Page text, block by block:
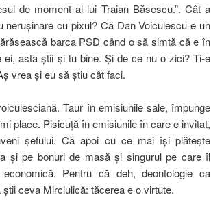
de moment al lui Traian Băsescu.”. Cât a
cu pixul? Că Dan Voiculescu e un
barca PSD când o să simtă că e în
asta ştii şi tu bine. Şi de ce nu o zici? Ti-e
vrea şi eu să ştiu cât faci.
Taur în emisiunile sale, împunge
place. Pisicuţă în emisiunile în care e invitat,
şefului. Că apoi cu ce mai îşi plăteşte
şi pe bonuri de masă şi singurul pe care îl
Pentru că deh, deontologie ca
ceva Mirciulică: tăcerea e o virtute.